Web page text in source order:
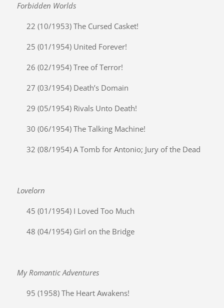
Forbidden Worlds
22 (10/1953) The Cursed Casket!
25 (01/1954) United Forever!
26 (02/1954) Tree of Terror!
27 (03/1954) Death’s Domain
29 (05/1954) Rivals Unto Death!
30 (06/1954) The Talking Machine!
32 (08/1954) A Tomb for Antonio; Jury of the Dead
Lovelorn
45 (01/1954) I Loved Too Much
48 (04/1954) Girl on the Bridge
My Romantic Adventures
95 (1958) The Heart Awakens!